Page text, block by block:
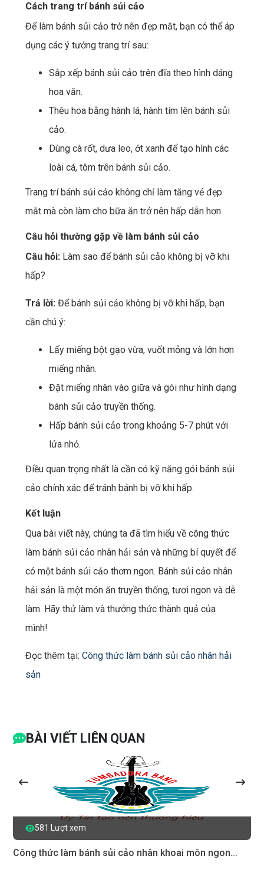
Cách trang trí bánh sủi cảo
Để làm bánh sủi cảo trở nên đẹp mắt, bạn có thể áp
dụng các ý tưởng trang trí sau:
Sắp xếp bánh sủi cảo trên đĩa theo hình dáng
hoa văn.
Thêu hoa bằng hành lá, hành tím lên bánh sủi
cảo.
Dùng cà rốt, dưa leo, ớt xanh để tạo hình các
loài cá, tôm trên bánh sủi cảo.
Trang trí bánh sủi cảo không chỉ làm tăng vẻ đẹp
mắt mà còn làm cho bữa ăn trở nên hấp dẫn hơn.
Câu hỏi thường gặp về làm bánh sủi cảo
Câu hỏi:Làm sao để bánh sủi cảo không bị vỡ khi
hấp?
Trả lời:Để bánh sủi cảo không bị vỡ khi hấp, bạn
cần chú ý:
Lấy miếng bột gạo vừa, vuốt mỏng và lớn hơn
miếng nhân.
Đặt miếng nhân vào giữa và gói như hình dạng
bánh sủi cảo truyền thống.
Hấp bánh sủi cảo trong khoảng 5-7 phút với
lửa nhỏ.
Điều quan trọng nhất là cần có kỹ năng gói bánh sủi
cảo chính xác để tránh bánh bị vỡ khi hấp.
Kết luận
Qua bài viết này, chúng ta đã tìm hiểu về công thức
làm bánh sủi cảo nhân hải sản và những bí quyết để
có một bánh sủi cảo thơm ngon. Bánh sủi cảo nhân
hải sản là một món ăn truyền thống, tươi ngon và dễ
làm. Hãy thử làm và thưởng thức thành quả của
mình!
Đọc thêm tại: Công thức làm bánh sủi cảo nhân hải
sản
BÀI VIẾT LIÊN QUAN
581 Lượt xem
Công thức làm bánh sủi cảo nhân khoai môn ngon...